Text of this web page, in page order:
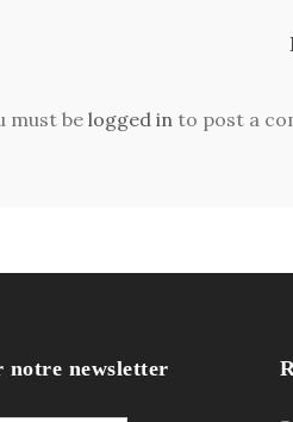
must be logged in to post a
notre newsletter